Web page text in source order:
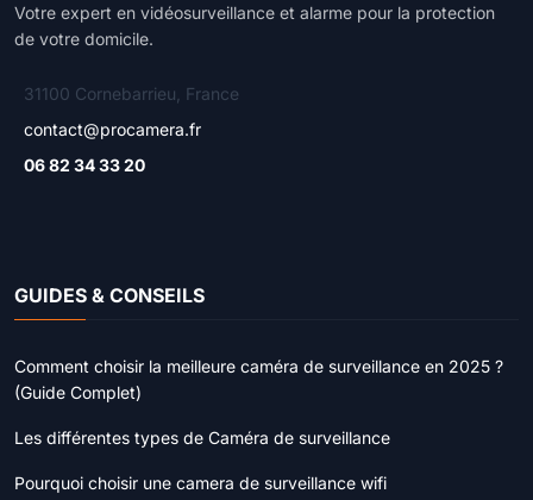
Votre expert en vidéosurveillance et alarme pour la protection
de votre domicile.
31100 Cornebarrieu, France
contact@procamera.fr
06 82 34 33 20
GUIDES & CONSEILS
Comment choisir la meilleure caméra de surveillance en 2025 ?
(Guide Complet)
Les différentes types de Caméra de surveillance
Pourquoi choisir une camera de surveillance wifi